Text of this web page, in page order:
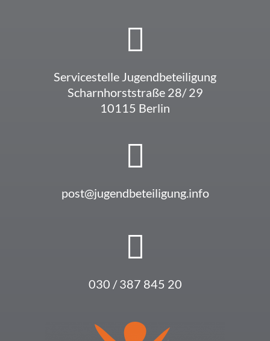
Service­stelle Jugendbeteiligung
Scharn­horst­straße 28/ 29
10115 Berlin
post@jugendbeteiligung.info
030 / 387 845 20